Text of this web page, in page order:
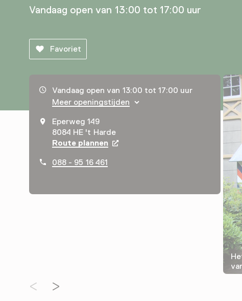
Vandaag open van 13:00 tot 17:00 uur
Favoriet
Openingstijden, adres & telefoonnummer
Vandaag open van 13:00 tot 17:00 uur
Meer openingstijden
Eperweg 149
8084 HE 't Harde
Route plannen Opent in een nieuw tabblad
088 - 95 16 461